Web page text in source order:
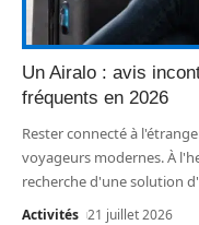
Un Airalo : avis
fréquents en 2026
Rester connecté à
voyageurs modernes. À
recherche d'une solution
Activités 21 juillet 2026